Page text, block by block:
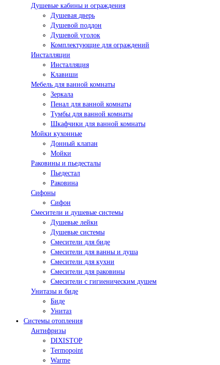
Душевые кабины и ограждения
Душевая дверь
Душевой поддон
Душевой уголок
Комплектующие для ограждений
Инсталляции
Инсталляция
Клавиши
Мебель для ванной комнаты
Зеркала
Пенал для ванной комнаты
Тумбы для ванной комнаты
Шкафчики для ванной комнаты
Мойки кухонные
Донный клапан
Мойки
Раковины и пьедесталы
Пьедестал
Раковина
Сифоны
Сифон
Смесители и душевые системы
Душевые лейки
Душевые системы
Смесители для биде
Смесители для ванны и душа
Смесители для кухни
Смесители для раковины
Смесители с гигиеническим душем
Унитазы и биде
Биде
Унитаз
Системы отопления
Антифризы
DIXISTOP
Termopoint
Warme